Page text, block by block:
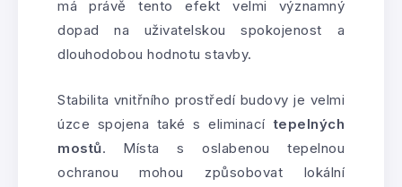
má právě tento efekt velmi významný
dopad na uživatelskou spokojenost a
dlouhodobou hodnotu stavby.
Stabilita vnitřního prostředí budovy je velmi
úzce spojena také s eliminacítepelných
mostů. Místa s oslabenou tepelnou
ochranou mohou způsobovat lokální